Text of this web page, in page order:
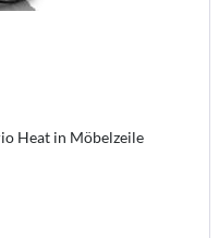
Heat in Möbelzeile